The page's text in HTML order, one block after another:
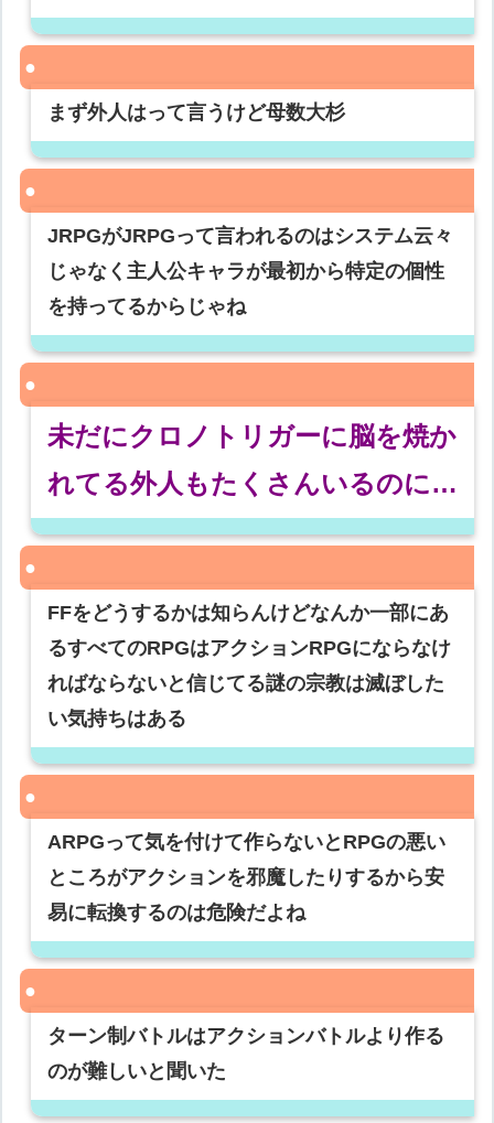
まず外人はって言うけど母数大杉
JRPGがJRPGって言われるのはシステム云々
じゃなく主人公キャラが最初から特定の個性
を持ってるからじゃね
未だにクロノトリガーに脳を焼か
れてる外人もたくさんいるのに…
FFをどうするかは知らんけどなんか一部にあ
るすべてのRPGはアクションRPGにならなけ
ればならないと信じてる謎の宗教は滅ぼした
い気持ちはある
ARPGって気を付けて作らないとRPGの悪い
ところがアクションを邪魔したりするから安
易に転換するのは危険だよね
ターン制バトルはアクションバトルより作る
のが難しいと聞いた